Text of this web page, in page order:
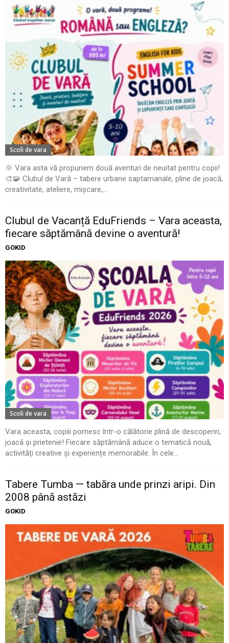
Scoli de vara
🌞 Vara asta vă propunem două aventuri de neuitat pentru copii!
🎨🧩 Clubul de Vară – tabere urbane saptamanale, pline de joacă,
creativitate, ateliere, mișcare,...
Clubul de Vacanță EduFriends – Vara aceasta,
fiecare săptămână devine o aventură!
GOKID
Scoli de vara
Vara aceasta, copiii pornesc într-o călătorie plină de descoperiri,
joacă și prietenie! Fiecare săptămână aduce o tematică nouă,
activități creative și experiențe memorabile. În cele...
Tabere Tumba — tabăra unde prinzi aripi. Din
2008 până astăzi
GOKID